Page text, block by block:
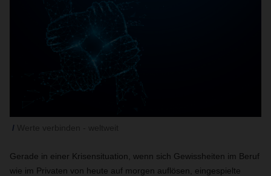
Gerade in einer Krisensituation, wenn sich Gewissheiten im Beruf
wie im Privaten von heute auf morgen auflösen, eingespielte